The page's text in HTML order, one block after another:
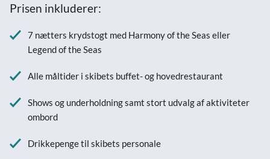
Prisen inkluderer:
7 nætters krydstogt med Harmony of the Seas eller
Legend of the Seas
Alle måltider i skibets buffet- og hovedrestaurant
Shows og underholdning samt stort udvalg af aktiviteter
ombord
Drikkepenge til skibets personale